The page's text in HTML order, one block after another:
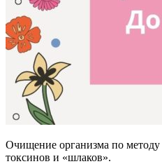
Очищение организма по методу
токсинов и «шлаков».